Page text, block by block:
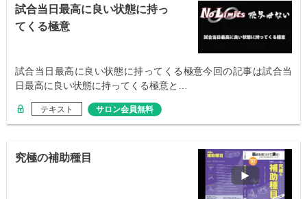
試合当日最高に良い状態に持っ
てくる極意
試合当日最高に良い状態に持ってくる極意今回の記事は試合当
日最高に良い状態に持ってくる極意と…
テキスト サロン会員無料
究極の補助種目